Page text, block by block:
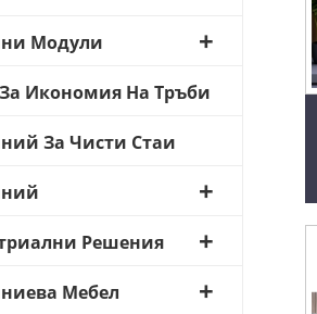
Модули
Икономия На Тръби
За Чисти Стаи
Решения
Мебел